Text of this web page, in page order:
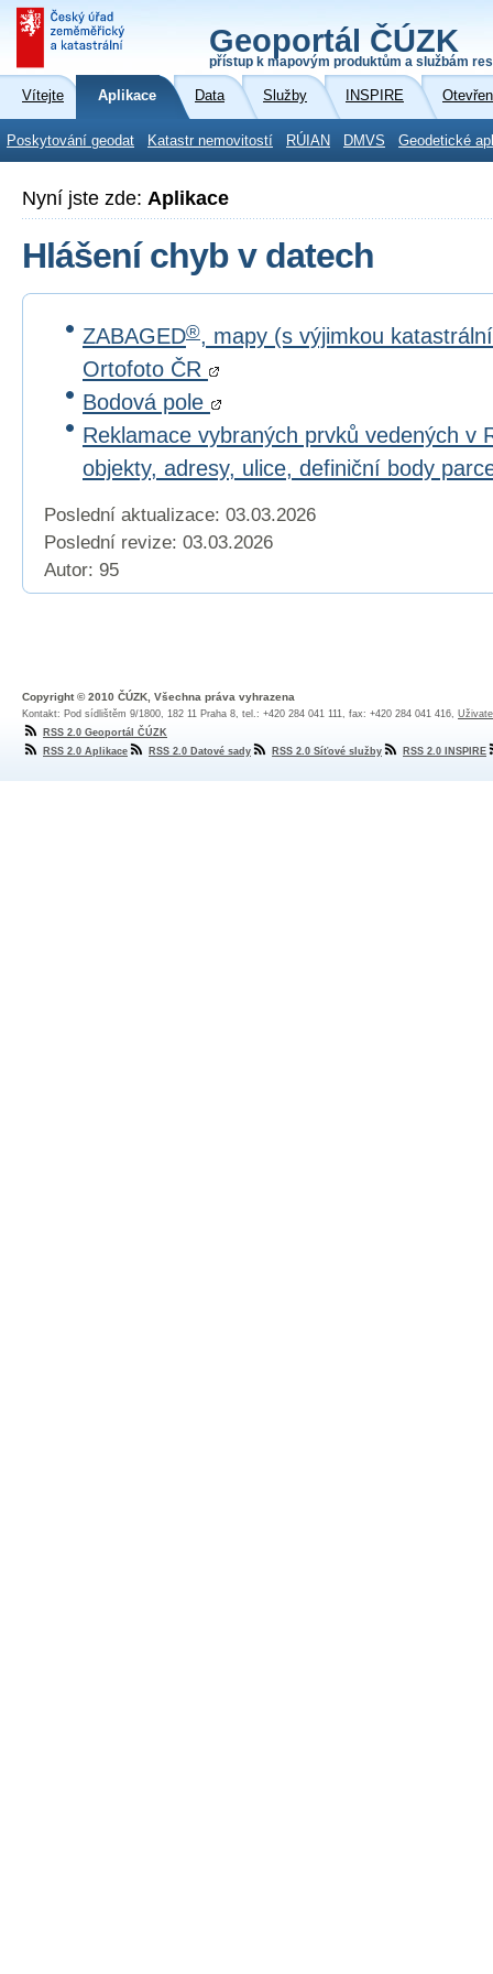
Geoportál ČÚZK
přístup k mapovým produktům a službám
Vítejte Aplikace Data Služby INSPIRE
Poskytování geodat Katastr nemovitostí RÚIAN DMVS Geodetické
Nyní jste zde: Aplikace
Hlášení chyb v datech
ZABAGED®, mapy (s výjimkou
Ortofoto ČR
Bodová pole
Reklamace vybraných prvků vedených v
objekty, adresy, ulice, definiční body
Poslední aktualizace: 03.03.2026
Poslední revize: 03.03.2026
Autor: 95
Copyright © 2010 ČÚZK, Všechna práva vyhrazena
Kontakt: Pod sídlištěm 9/1800, 182 11 Praha 8, tel.: +420 284 041 111, fax: +420 284 041 416,
RSS 2.0 Geoportál ČÚZK
RSS 2.0 Aplikace
RSS 2.0 Datové sady RSS 2.0 Síťové služby RSS 2.0 INSPIRE